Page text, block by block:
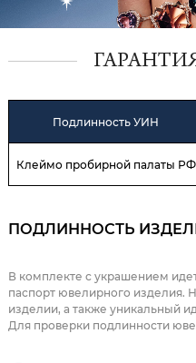
Подлинность УИН
Клеймо пробирной палаты РФ
ПОДЛИННОСТЬ
В комплекте с украшением
паспорт ювелирного изделия.
изделии, а также уникальный
Для проверки подлинности